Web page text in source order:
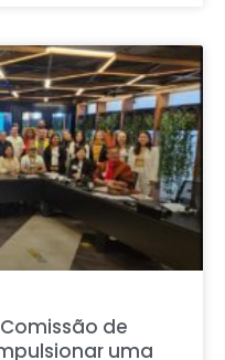
de
uma